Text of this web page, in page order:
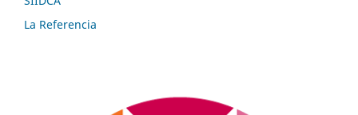
La Referencia